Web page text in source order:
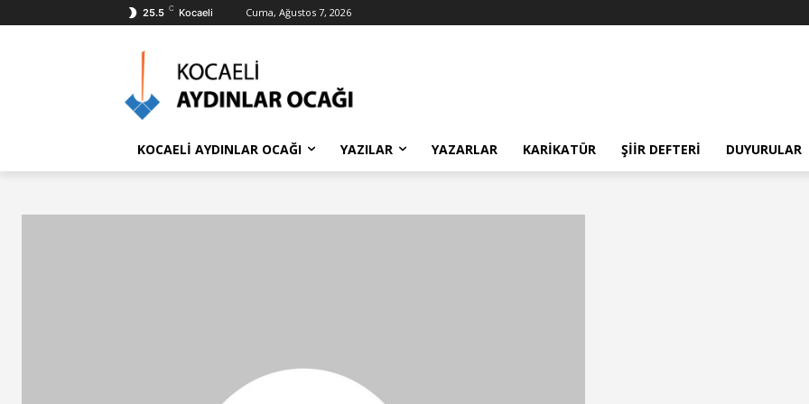
25.5 C Kocaeli Cuma, Ağustos 7, 2026
KOCAELİ AYDINLAR OCAĞI YAZILAR YAZARLAR KARIKATÜR ŞIIR DEFTERI DUYURULAR